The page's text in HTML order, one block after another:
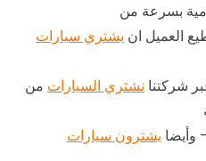
بسرعة من
العميل ان يشتري سيارات
شركتنا نشتري السيارات من
– وأيضا يشترون سيارات